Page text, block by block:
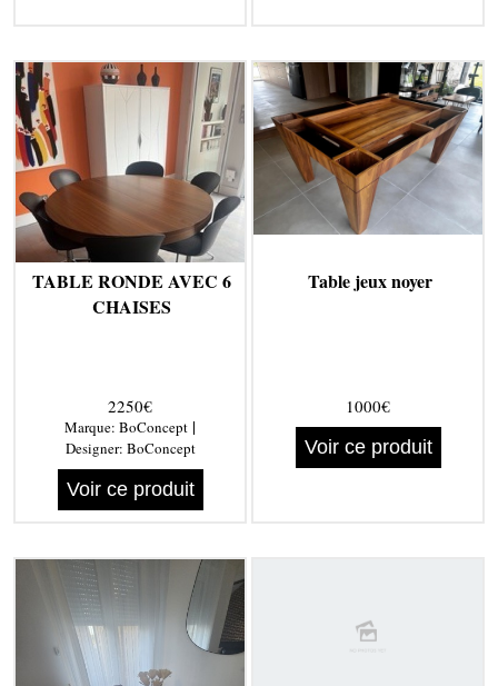
TABLE RONDE AVEC 6
CHAISES
2250€
Marque: BoConcept |
Designer: BoConcept
Voir ce produit
Table jeux noyer
1000€
Voir ce produit